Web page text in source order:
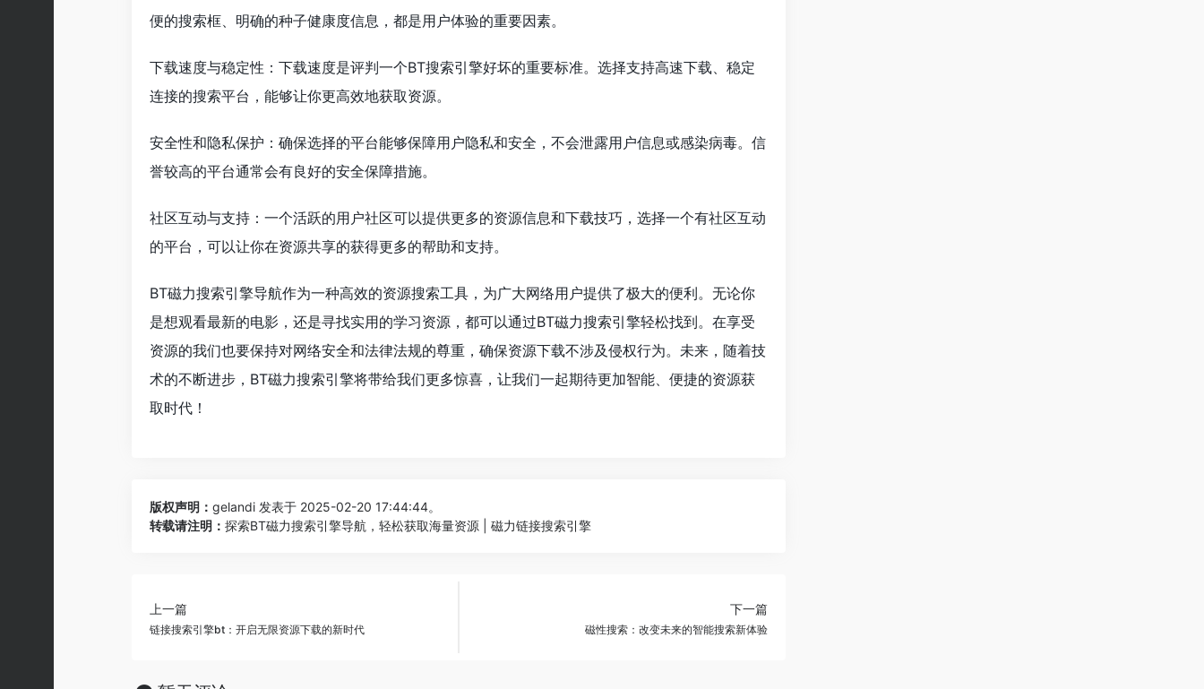
便的搜索框、明确的种子健康度信息，都是用户体验的重要因素。
下载速度与稳定性：下载速度是评判一个BT搜索引擎好坏的重要标准。选择支持高速下载、稳定
连接的搜索平台，能够让你更高效地获取资源。
安全性和隐私保护：确保选择的平台能够保障用户隐私和安全，不会泄露用户信息或感染病毒。信
誉较高的平台通常会有良好的安全保障措施。
社区互动与支持：一个活跃的用户社区可以提供更多的资源信息和下载技巧，选择一个有社区互动
的平台，可以让你在资源共享的获得更多的帮助和支持。
BT磁力搜索引擎导航作为一种高效的资源搜索工具，为广大网络用户提供了极大的便利。无论你
是想观看最新的电影，还是寻找实用的学习资源，都可以通过BT磁力搜索引擎轻松找到。在享受
资源的我们也要保持对网络安全和法律法规的尊重，确保资源下载不涉及侵权行为。未来，随着技
术的不断进步，BT磁力搜索引擎将带给我们更多惊喜，让我们一起期待更加智能、便捷的资源获
取时代！
版权声明： gelandi 发表于 2025-02-20 17:44:44。
转载请注明： 探索BT磁力搜索引擎导航，轻松获取海量资源 | 磁力链接搜索引擎
上一篇
链接搜索引擎bt：开启无限资源下载的新时代
下一篇
磁性搜索：改变未来的智能搜索新体验